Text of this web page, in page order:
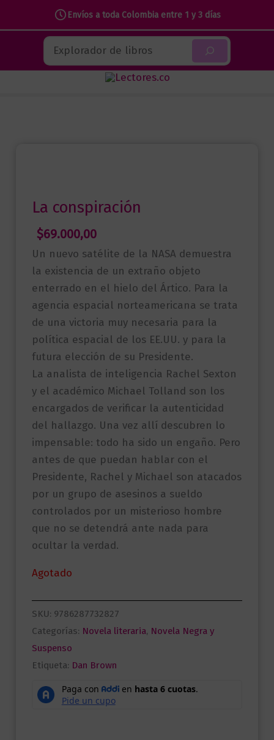
Envíos a toda Colombia entre 1 y 3 días
contenido
Buscar
La conspiración
$69.000,00
Un nuevo satélite de la NASA demuestra
la existencia de un extraño objeto
enterrado en el hielo del Ártico. Para la
agencia espacial norteamericana se trata
de una victoria muy necesaria para la
política espacial de los EE.UU. y para la
futura elección de su Presidente.
La analista de inteligencia Rachel Sexton
y el académico Michael Tolland son los
encargados de verificar la autenticidad
del hallazgo. Una vez allí descubren lo
impensable: todo ha sido un engaño. Pero
antes de que puedan hablar con el
Presidente, Rachel y Michael son atacados
por un grupo de asesinos a sueldo
controlados por un misterioso hombre
que no se detendrá ante nada para
ocultar la verdad.
Agotado
SKU: 9786287732827
Categorías: Novela literaria, Novela Negra y
Suspenso
Etiqueta: Dan Brown